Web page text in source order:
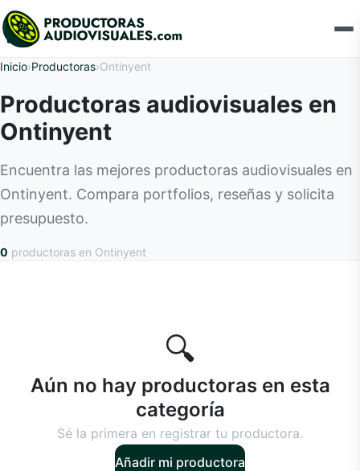
Inicio›Productoras›Ontinyent
Productoras audiovisuales en
Ontinyent
Encuentra las mejores productoras audiovisuales en
Ontinyent. Compara portfolios, reseñas y solicita
presupuesto.
0 productoras en Ontinyent
🔍
Aún no hay productoras en esta
categoría
Sé la primera en registrar tu productora.
Añadir mi productora